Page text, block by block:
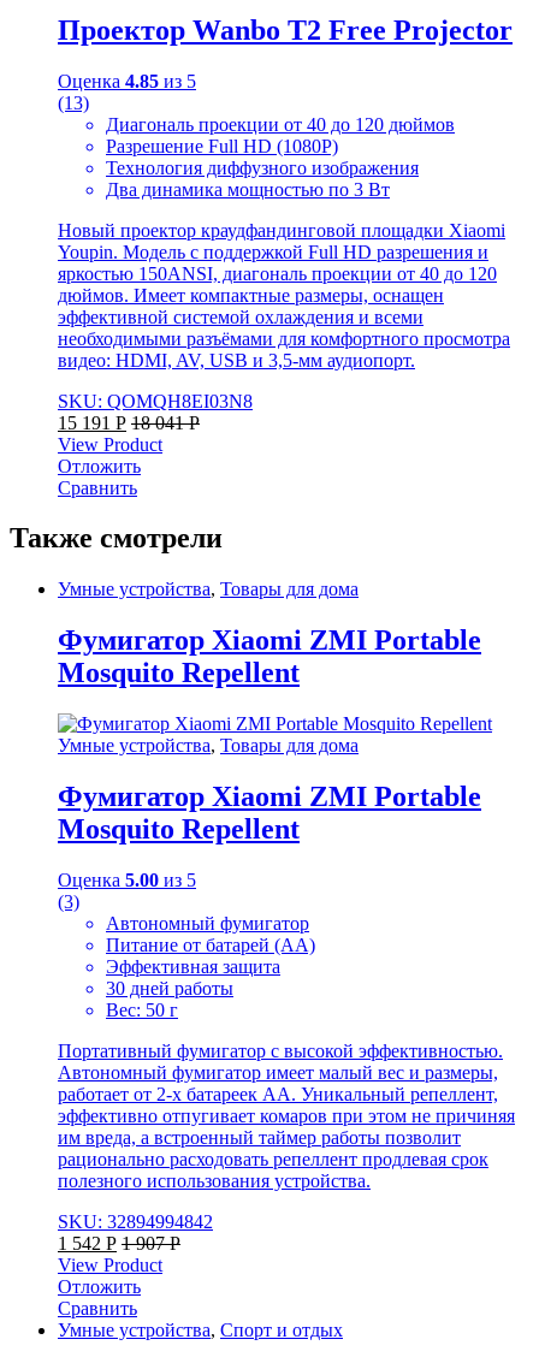
Проектор Wanbo T2 Free Projector
Оценка 4.85 из 5
(13)
Диагональ проекции от 40 до 120 дюймов
Разрешение Full HD (1080Р)
Технология диффузного изображения
Два динамика мощностью по 3 Вт
Новый проектор краудфандинговой площадки Xiaomi
Youpin. Модель с поддержкой Full HD разрешения и
яркостью 150ANSI, диагональ проекции от 40 до 120
дюймов. Имеет компактные размеры, оснащен
эффективной системой охлаждения и всеми
необходимыми разъёмами для комфортного просмотра
видео: HDMI, AV, USB и 3,5-мм аудиопорт.
SKU: QOMQH8EI03N8
15 191 Р 18 041Р
View Product
Отложить
Сравнить
Также смотрели
Умные устройства, Товары для дома
Фумигатор Xiaomi ZMI Portable
Mosquito Repellent
Умные устройства, Товары для дома
Фумигатор Xiaomi ZMI Portable
Mosquito Repellent
Оценка 5.00 из 5
(3)
Автономный фумигатор
Питание от батарей (АА)
Эффективная защита
30 дней работы
Вес: 50 г
Портативный фумигатор с высокой эффективностью.
Автономный фумигатор имеет малый вес и размеры,
работает от 2-х батареек АА. Уникальный репеллент,
эффективно отпугивает комаров при этом не причиняя
им вреда, а встроенный таймер работы позволит
рационально расходовать репеллент продлевая срок
полезного использования устройства.
SKU: 32894994842
1 542 Р 1 907Р
View Product
Отложить
Сравнить
Умные устройства, Спорт и отдых